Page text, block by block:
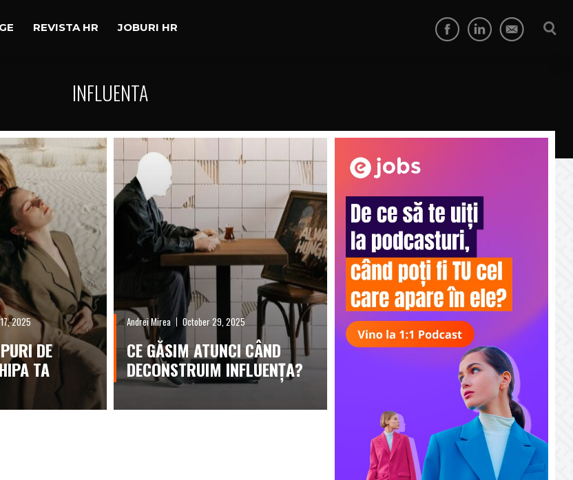
REVISTA HR JOBURI HR
INFLUENTA
2025
DE
TA
Andrei Mirea October 29, 2025
CE GĂSIM ATUNCI CÂND
DECONSTRUIM INFLUENȚA?